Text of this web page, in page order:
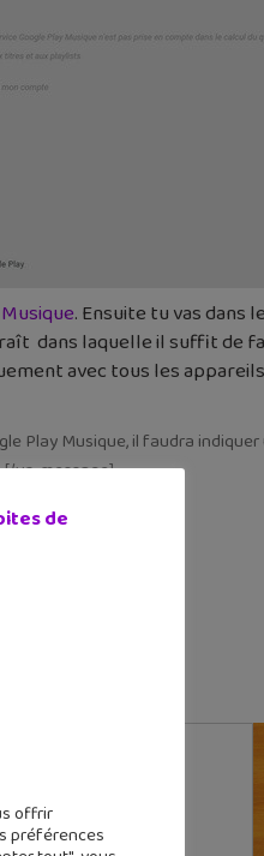
. Ensuite tu vas dans
dans laquelle il suffit de
avec tous les
Play Musique, il faudra
vc_message]
de
offrir
préférences